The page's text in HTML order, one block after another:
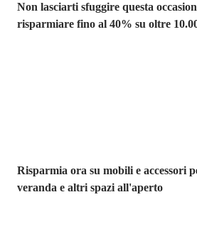
Non lasciarti sfuggire questa
risparmiare fino al 40% su oltre
Risparmia ora su mobili e accessori
veranda e altri spazi all'aperto